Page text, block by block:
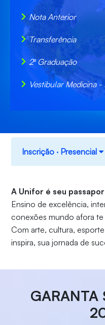
Nota Anterior
Transferência
2ª Graduação
Vestibular Medicina
Inscrição ‧ Presencial
A Unifor é seu
Ensino de excelência,
conexões mundo afora
Com arte, cultura,
inspira, sua jornada de
GARANTA